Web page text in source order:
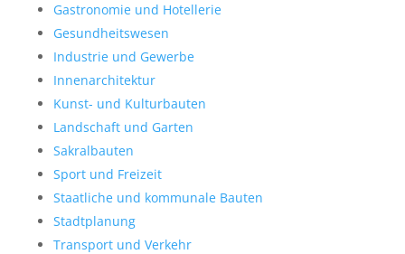
Gastronomie und Hotellerie
Gesundheitswesen
Industrie und Gewerbe
Innenarchitektur
Kunst- und Kulturbauten
Landschaft und Garten
Sakralbauten
Sport und Freizeit
Staatliche und kommunale Bauten
Stadtplanung
Transport und Verkehr